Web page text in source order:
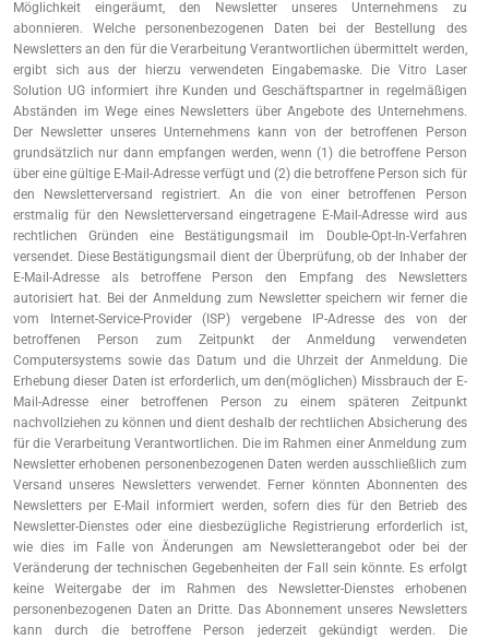
Möglichkeit eingeräumt, den Newsletter unseres Unternehmens zu
abonnieren. Welche personenbezogenen Daten bei der Bestellung des
Newsletters an den für die Verarbeitung Verantwortlichen übermittelt werden,
ergibt sich aus der hierzu verwendeten Eingabemaske. Die Vitro Laser
Solution UG informiert ihre Kunden und Geschäftspartner in regelmäßigen
Abständen im Wege eines Newsletters über Angebote des Unternehmens.
Der Newsletter unseres Unternehmens kann von der betroffenen Person
grundsätzlich nur dann empfangen werden, wenn (1) die betroffene Person
über eine gültige E-Mail-Adresse verfügt und (2) die betroffene Person sich für
den Newsletterversand registriert. An die von einer betroffenen Person
erstmalig für den Newsletterversand eingetragene E-Mail-Adresse wird aus
rechtlichen Gründen eine Bestätigungsmail im Double-Opt-In-Verfahren
versendet. Diese Bestätigungsmail dient der Überprüfung, ob der Inhaber der
E-Mail-Adresse als betroffene Person den Empfang des Newsletters
autorisiert hat. Bei der Anmeldung zum Newsletter speichern wir ferner die
vom Internet-Service-Provider (ISP) vergebene IP-Adresse des von der
betroffenen Person zum Zeitpunkt der Anmeldung verwendeten
Computersystems sowie das Datum und die Uhrzeit der Anmeldung. Die
Erhebung dieser Daten ist erforderlich, um den(möglichen) Missbrauch der E-
Mail-Adresse einer betroffenen Person zu einem späteren Zeitpunkt
nachvollziehen zu können und dient deshalb der rechtlichen Absicherung des
für die Verarbeitung Verantwortlichen. Die im Rahmen einer Anmeldung zum
Newsletter erhobenen personenbezogenen Daten werden ausschließlich zum
Versand unseres Newsletters verwendet. Ferner könnten Abonnenten des
Newsletters per E-Mail informiert werden, sofern dies für den Betrieb des
Newsletter-Dienstes oder eine diesbezügliche Registrierung erforderlich ist,
wie dies im Falle von Änderungen am Newsletterangebot oder bei der
Veränderung der technischen Gegebenheiten der Fall sein könnte. Es erfolgt
keine Weitergabe der im Rahmen des Newsletter-Dienstes erhobenen
personenbezogenen Daten an Dritte. Das Abonnement unseres Newsletters
kann durch die betroffene Person jederzeit gekündigt werden. Die